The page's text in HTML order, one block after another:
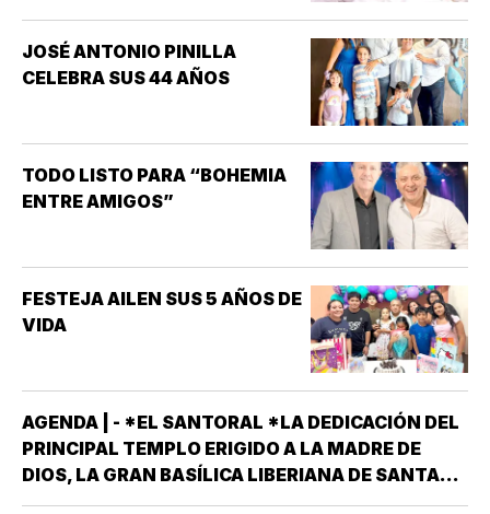
INTERÉS HA GENERADO PARA
LA INVESTIGACIÓN DE NUEVOS
(INCAPACIDAD DE ALCANZAR
Y/O MANTENER…
JOSÉ ANTONIO PINILLA
CELEBRA SUS 44 AÑOS
TODO LISTO PARA “BOHEMIA
ENTRE AMIGOS”
FESTEJA AILEN SUS 5 AÑOS DE
VIDA
AGENDA | - *EL SANTORAL *LA DEDICACIÓN DEL
PRINCIPAL TEMPLO ERIGIDO A LA MADRE DE
DIOS, LA GRAN BASÍLICA LIBERIANA DE SANTA
MARÍA LA MAYOR EN ROMA. NUESTRA SEÑORA